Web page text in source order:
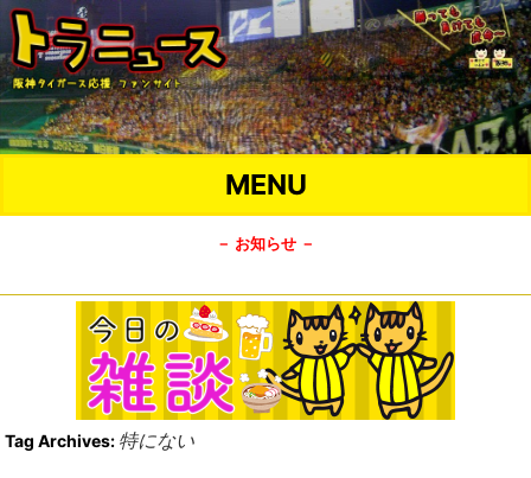
MENU
－ お知らせ －
Tag Archives: 特にない